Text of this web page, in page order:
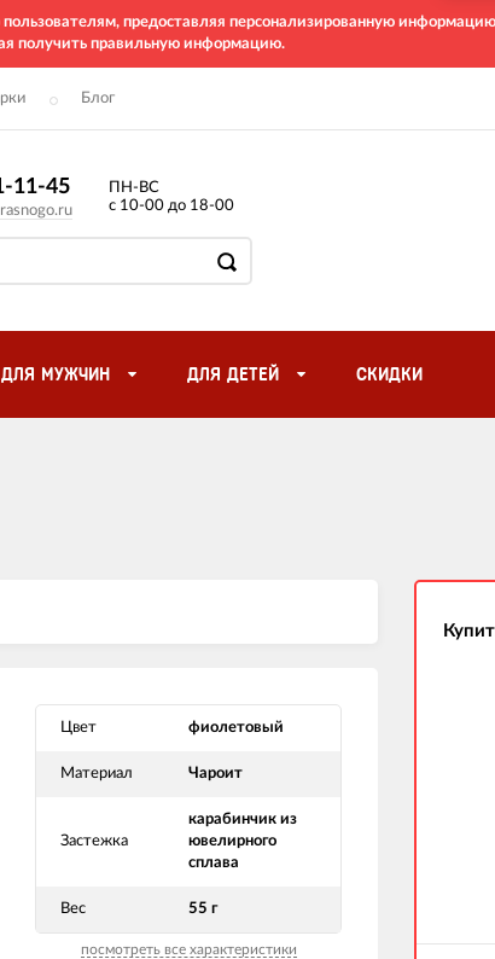
предоставляя персонализированную
получить правильную информацию.
Блог
11-45
ПН-ВС
с 10-00 до 18-00
ДЛЯ МУЖЧИН ДЛЯ ДЕТЕЙ СКИДКИ
Цвет фиолетовый
Материал Чароит
Застежка
карабинчик из
ювелирного
сплава
Вес 55 г
посмотреть все характеристики